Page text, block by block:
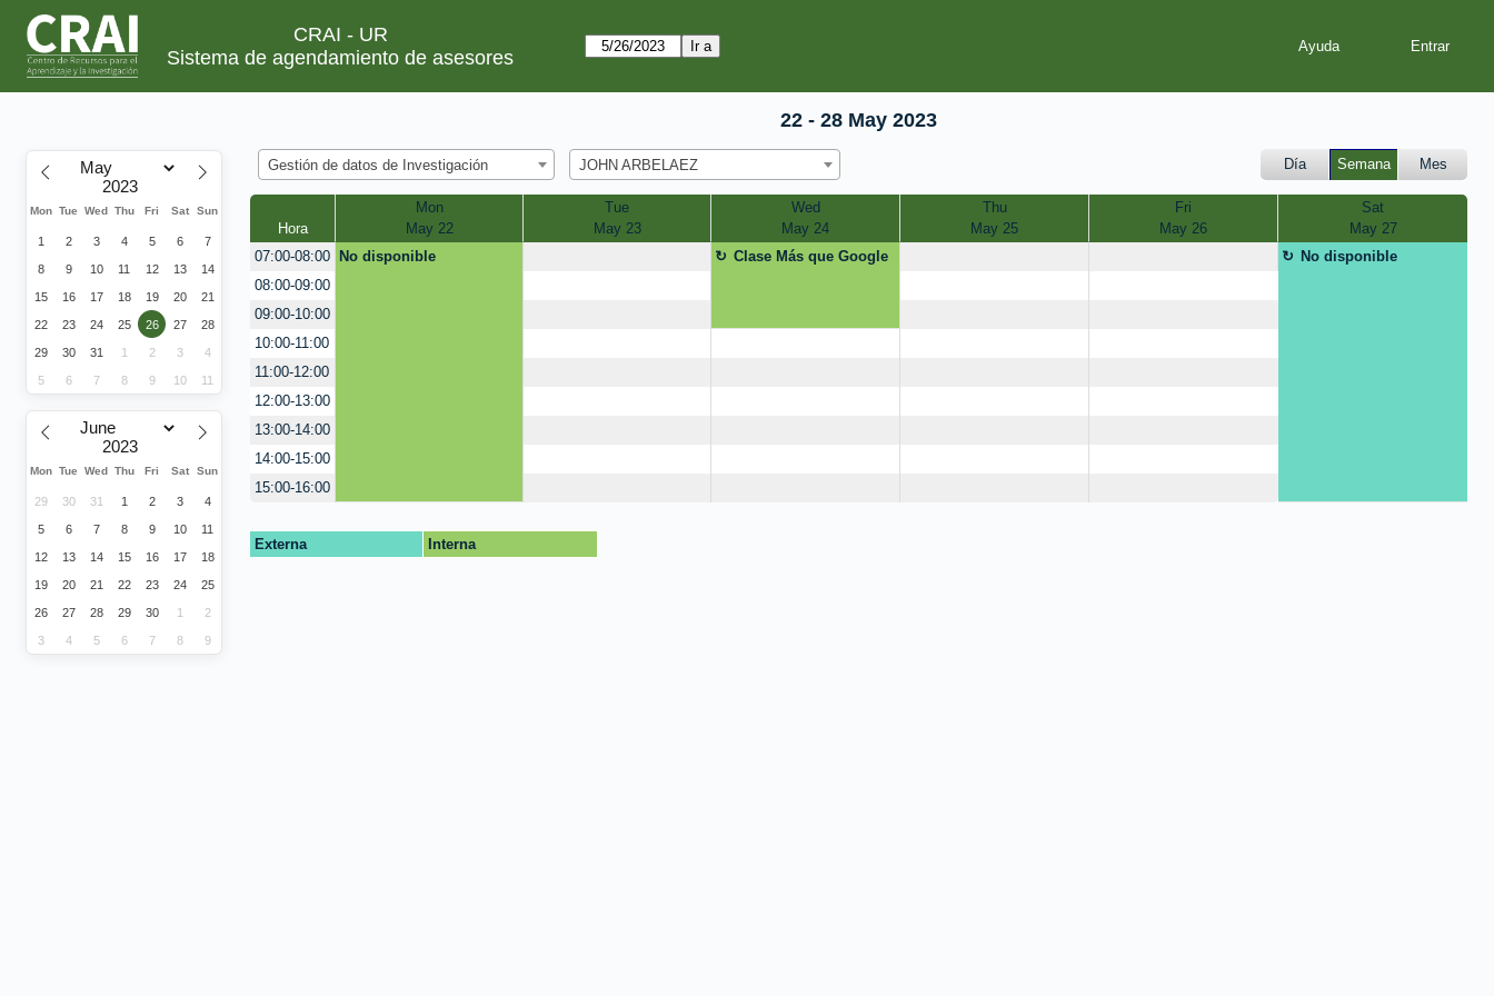
CRAI - UR
Sistema de agendamiento de asesores
Ayuda
Mon Tue Wed Thu Fri Sat Sun
1 2 3 4 5 6 7
8 9 10 11 12 13 14
15 16 17 18 19 20 21
22 23 24 25 26 27 28
29 30 31 1 2 3 4
5 6 7 8 9 10 11
Mon Tue Wed Thu Fri Sat Sun
29 30 31 1 2 3 4
5 6 7 8 9 10 11
12 13 14 15 16 17 18
19 20 21 22 23 24 25
26 27 28 29 30 1 2
3 4 5 6 7 8 9
22 - 28 May 2023
Gestión de datos de Investigación JOHN ARBELAEZ Día Semana Mes
Hora
Mon
May 22
Tue
May 23
Wed
May 24
Thu
May 25
Fri
May 26
Sat
May 27
07:00-08:00
No disponible Clase Más que Google
No disponible
08:00-09:00
09:00-10:00
10:00-11:00
11:00-12:00
12:00-13:00
13:00-14:00
14:00-15:00
15:00-16:00
Externa Interna